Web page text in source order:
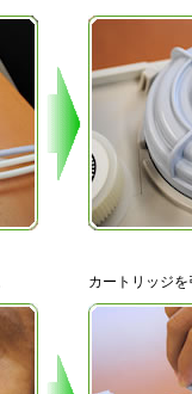
カートリッジ